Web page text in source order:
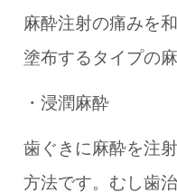
麻酔注射の痛みを
塗布するタイプの麻
・浸潤麻酔
歯ぐきに麻酔を注
方法です。むし歯